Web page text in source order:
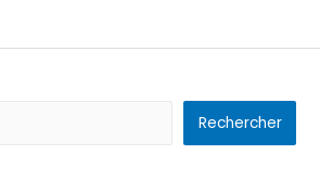
Rechercher